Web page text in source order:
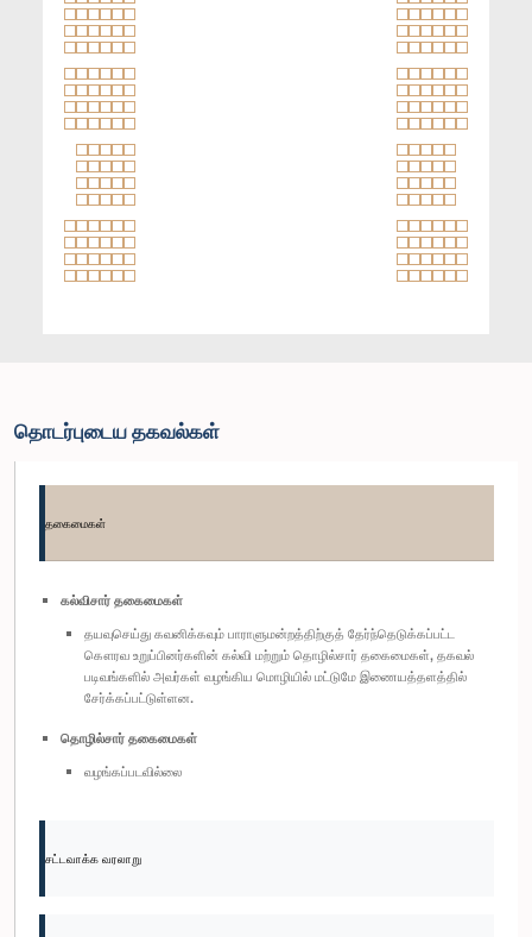
தொடர்புடைய தகவல்கள்
தகைமைகள்
கல்விசார் தகைமைகள்
தயவுசெய்து கவனிக்கவும் பாராளுமன்றத்திற்குத் தேர்ந்தெடுக்கப்பட்ட
கௌரவ உறுப்பினர்களின் கல்வி மற்றும் தொழில்சார் தகைமைகள், தகவல்
படிவங்களில் அவர்கள் வழங்கிய மொழியில் மட்டுமே இணையத்தளத்தில்
சேர்க்கப்பட்டுள்ளன.
தொழில்சார் தகைமைகள்
வழங்கப்படவில்லை
சட்டவாக்க வரலாறு